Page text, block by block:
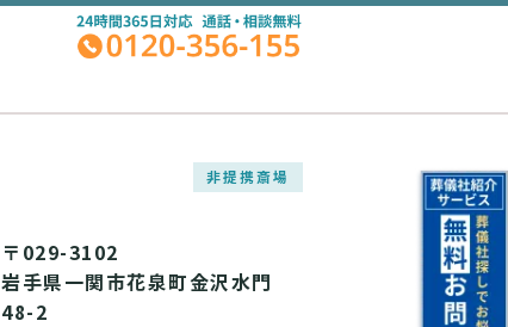
非提携斎場
〒029-3102
岩手県一関市花泉町金沢水門
48-2